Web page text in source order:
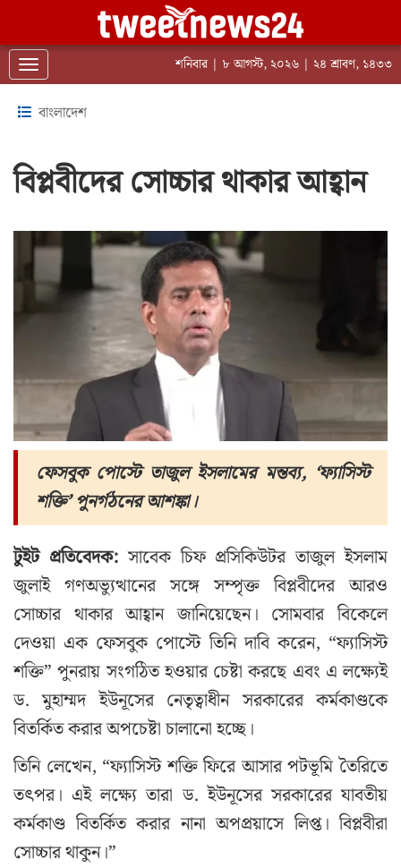
Toggle navigation শনিবার | ৮ আগস্ট, ২০২৬ | ২৪ শ্রাবণ, ১৪৩৩
বাংলাদেশ
বিপ্লবীদের সোচ্চার থাকার আহ্বান
ফেসবুক পোস্টে তাজুল ইসলামের মন্তব্য, ‘ফ্যাসিস্ট
শক্তি’ পুনর্গঠনের আশঙ্কা।
টুইট প্রতিবেদক:সাবেক চিফ প্রসিকিউটর তাজুল ইসলাম
জুলাই গণঅভ্যুত্থানের সঙ্গে সম্পৃক্ত বিপ্লবীদের আরও
সোচ্চার থাকার আহ্বান জানিয়েছেন। সোমবার বিকেলে
দেওয়া এক ফেসবুক পোস্টে তিনি দাবি করেন, “ফ্যাসিস্ট
শক্তি” পুনরায় সংগঠিত হওয়ার চেষ্টা করছে এবং এ লক্ষ্যেই
ড. মুহাম্মদ ইউনূসের নেতৃত্বাধীন সরকারের কর্মকাণ্ডকে
বিতর্কিত করার অপচেষ্টা চালানো হচ্ছে।
তিনি লেখেন, “ফ্যাসিস্ট শক্তি ফিরে আসার পটভূমি তৈরিতে
তৎপর। এই লক্ষ্যে তারা ড. ইউনূসের সরকারের যাবতীয়
কর্মকাণ্ড বিতর্কিত করার নানা অপপ্রয়াসে লিপ্ত। বিপ্লবীরা
সোচ্চার থাকুন।”